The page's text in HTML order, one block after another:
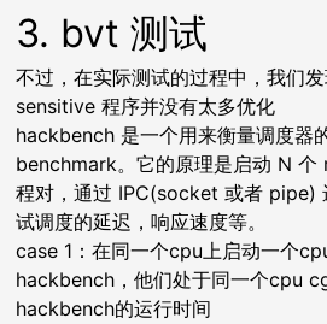
3. bvt 测试
不过，在实际测试的过程中，我们
sensitive 程序并没有太多优化
hackbench 是一个用来衡量调度器
benchmark。它的原理是启动 N
程对，通过 IPC(socket 或者 pipe)
试调度的延迟，响应速度等。
case 1：在同一个cpu上启动一个
hackbench，他们处于同一个cpu
hackbench的运行时间